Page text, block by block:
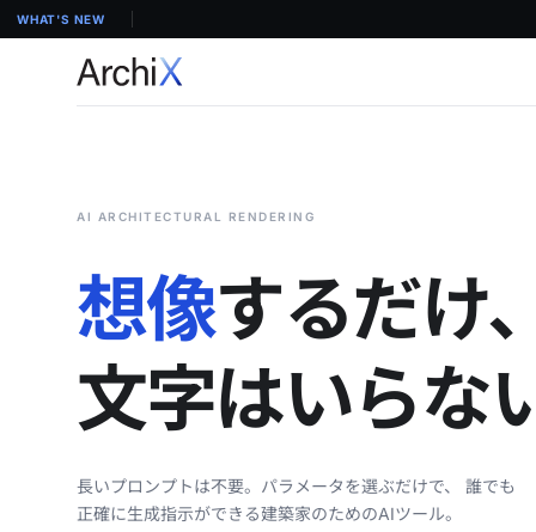
WHAT'S NEW
AI ARCHITECTURAL RENDERING
想像するだけ
文字はいらな
長いプロンプトは不要。パラメータを選ぶだけで、 誰でも
正確に生成指示ができる建築家のためのAIツール。